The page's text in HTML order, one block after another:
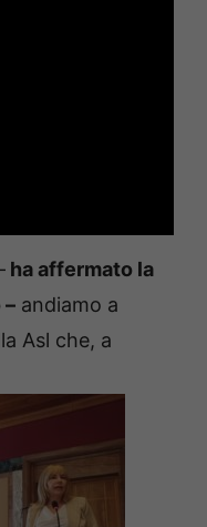
ha affermato la
andiamo a
Asl che, a